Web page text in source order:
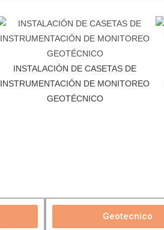
INSTALACIÓN DE CASETAS DE
INSTRUMENTACIÓN DE MONITOREO
GEOTÉCNICO
Geotecnico